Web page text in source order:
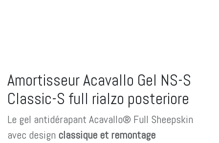
Amortisseur Acavallo Gel NS-S
Classic-S full rialzo posteriore
Le gel antidérapant Acavallo® Full Sheepskin
avec design classique et remontage